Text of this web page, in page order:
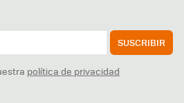
SUSCRIBIR
política de privacidad